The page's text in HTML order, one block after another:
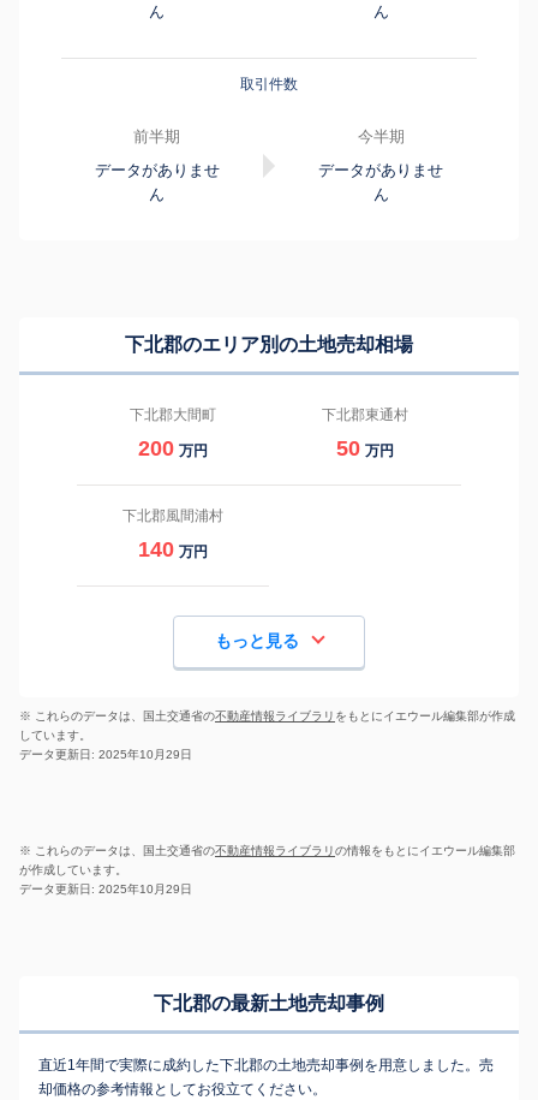
ん
ん
取引件数
前半期
データがありませ
ん
今半期
データがありませ
ん
下北郡のエリア別の土地売却相場
下北郡大間町
200 万円
下北郡東通村
50 万円
下北郡風間浦村
140 万円
もっと見る
※ これらのデータは、国土交通省の不動産情報ライブラリ をもとにイエウール編集部が作成
しています。
データ更新日: 2025年10月29日
※ これらのデータは、国土交通省の不動産情報ライブラリの情報をもとにイエウール編集部
が作成しています。
データ更新日: 2025年10月29日
下北郡の最新土地売却事例
直近1年間で実際に成約した下北郡の土地売却事例を用意しました。売
却価格の参考情報としてお役立てください。